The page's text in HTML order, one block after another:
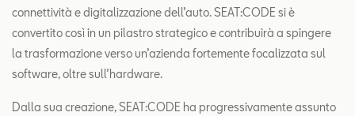
connettività e digitalizzazione dell’auto. SEAT:CODE si è
convertito così in un pilastro strategico e contribuirà a spingere
la trasformazione verso un’azienda fortemente focalizzata sul
software, oltre sull’hardware.
Dalla sua creazione, SEAT:CODE ha progressivamente assunto